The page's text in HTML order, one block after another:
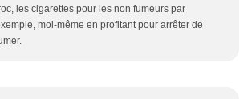
les cigarettes pour les non fumeurs par
moi-même en profitant pour arrêter de